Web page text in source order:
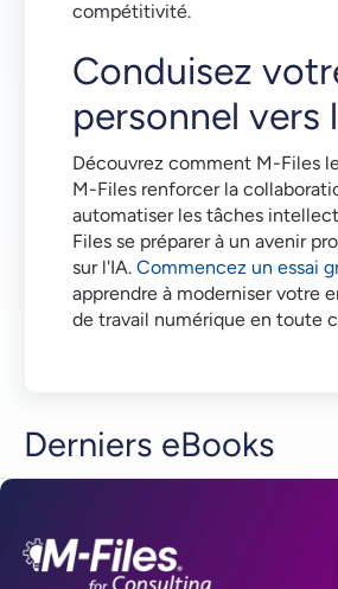
compétitivité.
Conduisez
personnel vers
Découvrez comment M-Files
M-Files renforcer la
automatiser les tâches
Files se préparer à un avenir
sur l'IA. Commencez un essai
apprendre à moderniser votre
de travail numérique en toute
Derniers eBooks